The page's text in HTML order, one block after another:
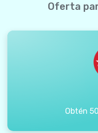
Oferta
Obtén